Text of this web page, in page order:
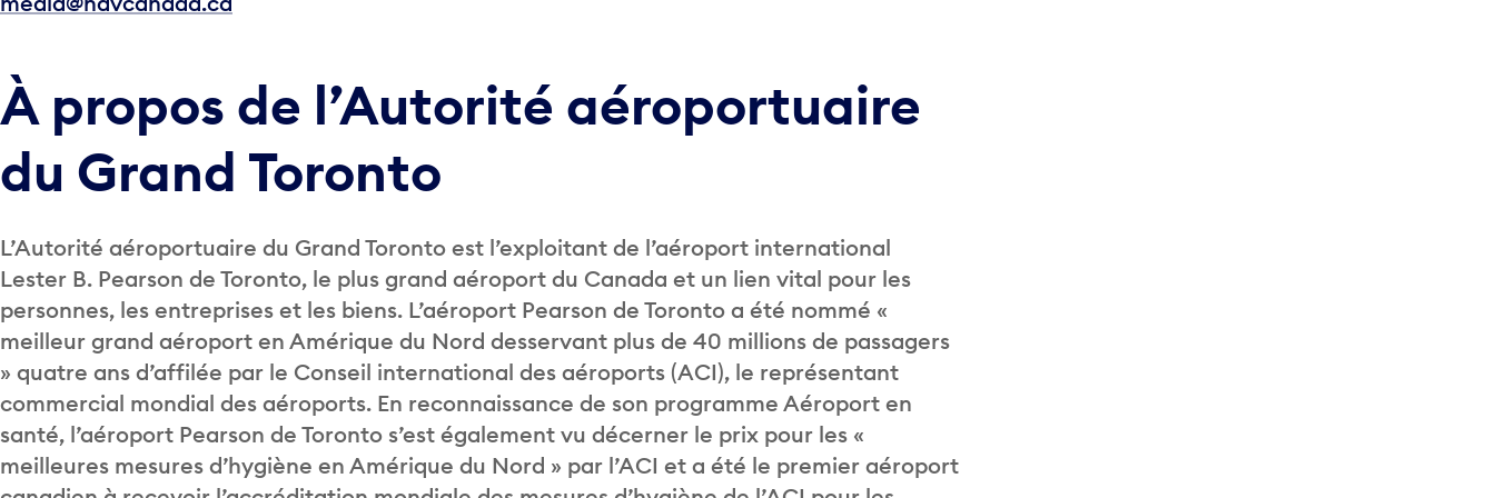
À propos de l’Autorité aéroportuaire
du Grand Toronto
L’Autorité aéroportuaire du Grand Toronto est l’exploitant de l’aéroport international
Lester B. Pearson de Toronto, le plus grand aéroport du Canada et un lien vital pour les
personnes, les entreprises et les biens. L’aéroport Pearson de Toronto a été nommé «
meilleur grand aéroport en Amérique du Nord desservant plus de 40 millions de passagers
» quatre ans d’affilée par le Conseil international des aéroports (ACI), le représentant
commercial mondial des aéroports. En reconnaissance de son programme Aéroport en
santé, l’aéroport Pearson de Toronto s’est également vu décerner le prix pour les «
meilleures mesures d’hygiène en Amérique du Nord » par l’ACI et a été le premier aéroport